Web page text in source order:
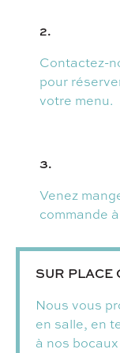
2.
Contactez-
pour
votre menu.
3.
Venez
commande
SUR PLACE
Nous vous
en salle, en
à nos